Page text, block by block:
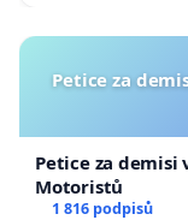
Petice za
Petice za demisi
Motoristů
1 816 podpisů